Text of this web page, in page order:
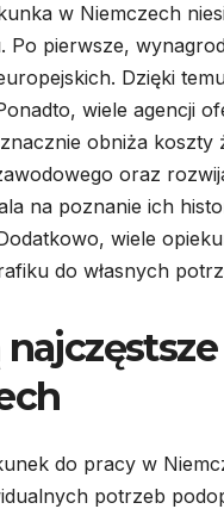
w Niemczech
Po pierwsze,
Dzięki
wiele agencji
obniża koszty
oraz
na poznanie ich
wiele
do własnych
do pracy w
potrzeb